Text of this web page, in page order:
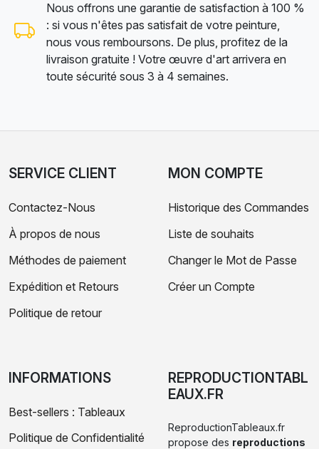
Nous offrons une garantie de satisfaction à 100 %
: si vous n'êtes pas satisfait de votre peinture,
nous vous remboursons. De plus, profitez de la
livraison gratuite ! Votre œuvre d'art arrivera en
toute sécurité sous 3 à 4 semaines.
SERVICE CLIENT
Contactez-Nous
À propos de nous
Méthodes de paiement
Expédition et Retours
Politique de retour
MON COMPTE
Historique des Commandes
Liste de souhaits
Changer le Mot de Passe
Créer un Compte
INFORMATIONS
Best-sellers : Tableaux
Politique de Confidentialité
REPRODUCTIONTABL
EAUX.FR
ReproductionTableaux.fr
propose des reproductions